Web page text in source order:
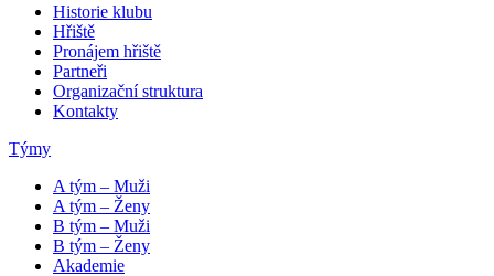
Historie klubu
Hřiště
Pronájem hřiště
Partneři
Organizační struktura
Kontakty
Týmy
A tým – Muži
A tým – Ženy
B tým – Muži
B tým – Ženy
Akademie